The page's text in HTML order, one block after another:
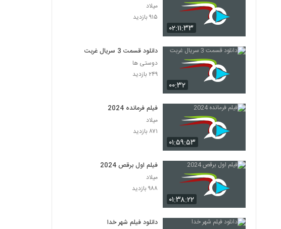
۰۲:۱۱:۳۳
میلاد
۹۱۵ بازدید
۰۰:۳۲
دانلود قسمت 3 سریال غربت
دوستی ها
۲۴۹ بازدید
۰۱:۵۹:۵۳
فیلم فرمانده 2024
میلاد
۸۷۱ بازدید
۰۱:۳۸:۲۲
فیلم اول برقص 2024
میلاد
۹۸۸ بازدید
دانلود فیلم شهر خدا